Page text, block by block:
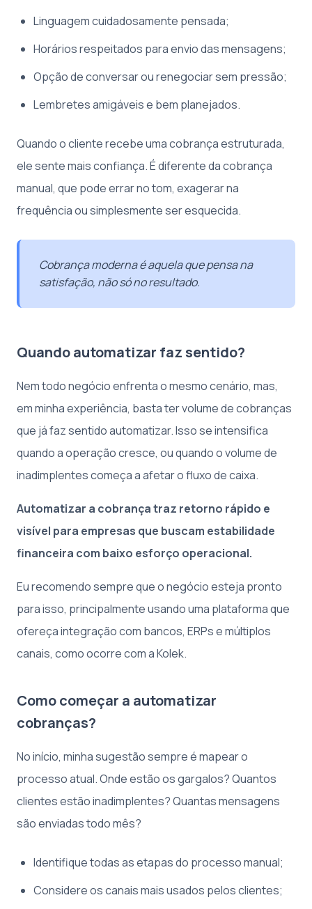
Linguagem cuidadosamente pensada;
Horários respeitados para envio das mensagens;
Opção de conversar ou renegociar sem pressão;
Lembretes amigáveis e bem planejados.
Quando o cliente recebe uma cobrança estruturada,
ele sente mais confiança. É diferente da cobrança
manual, que pode errar no tom, exagerar na
frequência ou simplesmente ser esquecida.
Cobrança moderna é aquela que pensa na
satisfação, não só no resultado.
Quando automatizar faz sentido?
Nem todo negócio enfrenta o mesmo cenário, mas,
em minha experiência, basta ter volume de cobranças
que já faz sentido automatizar. Isso se intensifica
quando a operação cresce, ou quando o volume de
inadimplentes começa a afetar o fluxo de caixa.
Automatizar a cobrança traz retorno rápido e
visível para empresas que buscam estabilidade
financeira com baixo esforço operacional.
Eu recomendo sempre que o negócio esteja pronto
para isso, principalmente usando uma plataforma que
ofereça integração com bancos, ERPs e múltiplos
canais, como ocorre com a Kolek.
Como começar a automatizar
cobranças?
No início, minha sugestão sempre é mapear o
processo atual. Onde estão os gargalos? Quantos
clientes estão inadimplentes? Quantas mensagens
são enviadas todo mês?
Identifique todas as etapas do processo manual;
Considere os canais mais usados pelos clientes;